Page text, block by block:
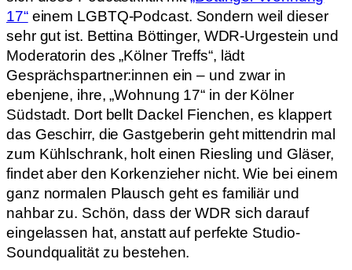
17“einem LGBTQ-Podcast. Sondern weil dieser
sehr gut ist. Bettina Böttinger, WDR-Urgestein und
Moderatorin des „Kölner Treffs“, lädt
Gesprächspartner:innen ein – und zwar in
ebenjene, ihre, „Wohnung 17“ in der Kölner
Südstadt. Dort bellt Dackel Fienchen, es klappert
das Geschirr, die Gastgeberin geht mittendrin mal
zum Kühlschrank, holt einen Riesling und Gläser,
findet aber den Korkenzieher nicht. Wie bei einem
ganz normalen Plausch geht es familiär und
nahbar zu. Schön, dass der WDR sich darauf
eingelassen hat, anstatt auf perfekte Studio-
Soundqualität zu bestehen.